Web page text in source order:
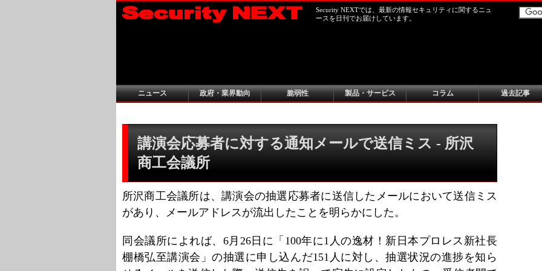
Security NEXTでは、最新の情報セキュリティに関するニュ
ースを日刊でお届けしています。
ニュース 政府・業界動向 脆弱性 製品・サービス コラム 過去記事
講演会応募者に対する通知メールで送信ミス - 所沢
商工会議所
所沢商工会議所は、講演会の抽選応募者に送信したメールにおいて送信ミス
があり、メールアドレスが流出したことを明らかにした。
同会議所によれば、6月26日に「100年に1人の逸材！新日本プロレス新社長
棚橋弘至講演会」の抽選に申し込んだ151人に対し、抽選状況の進捗を知ら